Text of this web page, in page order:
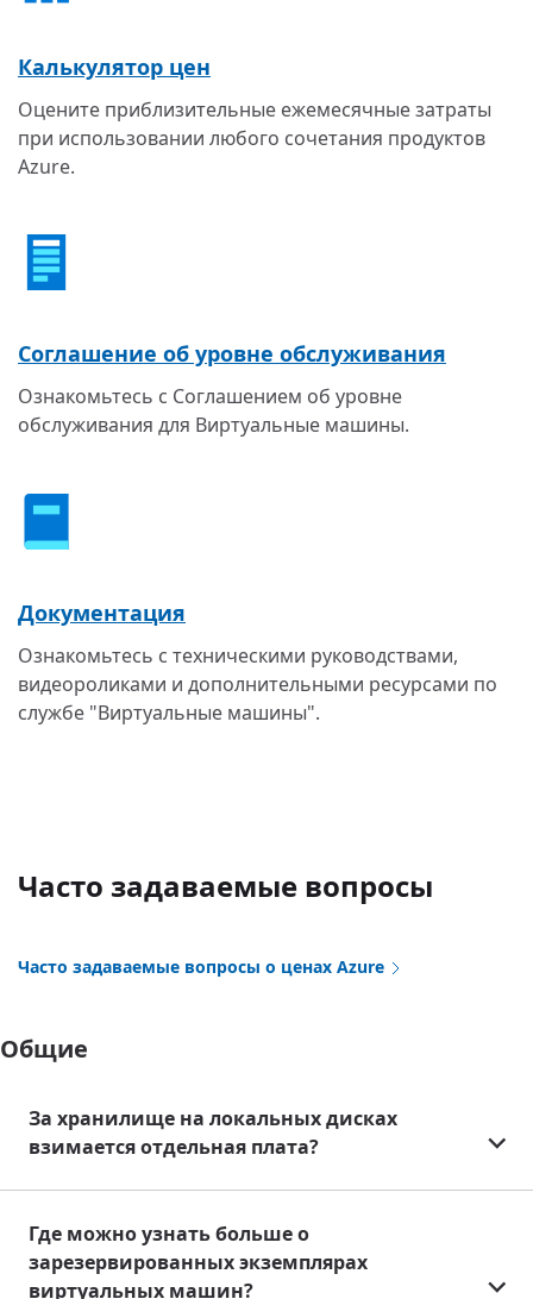
Калькулятор цен
Оцените приблизительные ежемесячные затраты
при использовании любого сочетания продуктов
Azure.
Соглашение об уровне обслуживания
Ознакомьтесь с Соглашением об уровне
обслуживания для Виртуальные машины.
Документация
Ознакомьтесь с техническими руководствами,
видеороликами и дополнительными ресурсами по
службе "Виртуальные машины".
Часто задаваемые вопросы
Часто задаваемые вопросы о ценах Azure
Общие
За хранилище на локальных дисках
взимается отдельная плата?
Где можно узнать больше о
зарезервированных экземплярах
виртуальных машин?